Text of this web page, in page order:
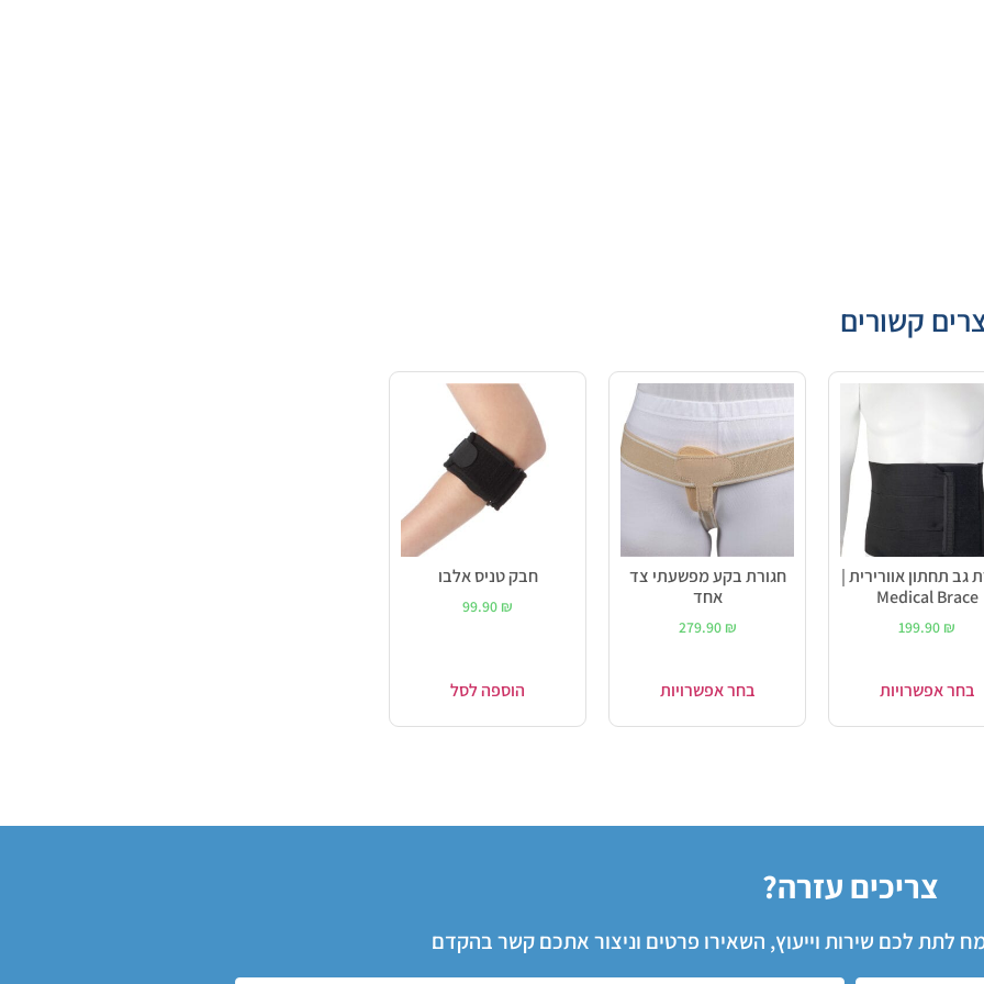
קשורים
גב תחתון אוורירית |
Medical Brace
199.90 ₪
בחר אפשרויות
חגורת בקע מפשעתי צד
אחד
279.90 ₪
בחר אפשרויות
חבק טניס אלבו
99.90 ₪
הוספה לסל
צריכים עזרה?
לתת לכם שירות וייעוץ, השאירו פרטים וניצור אתכם קשר בהקדם